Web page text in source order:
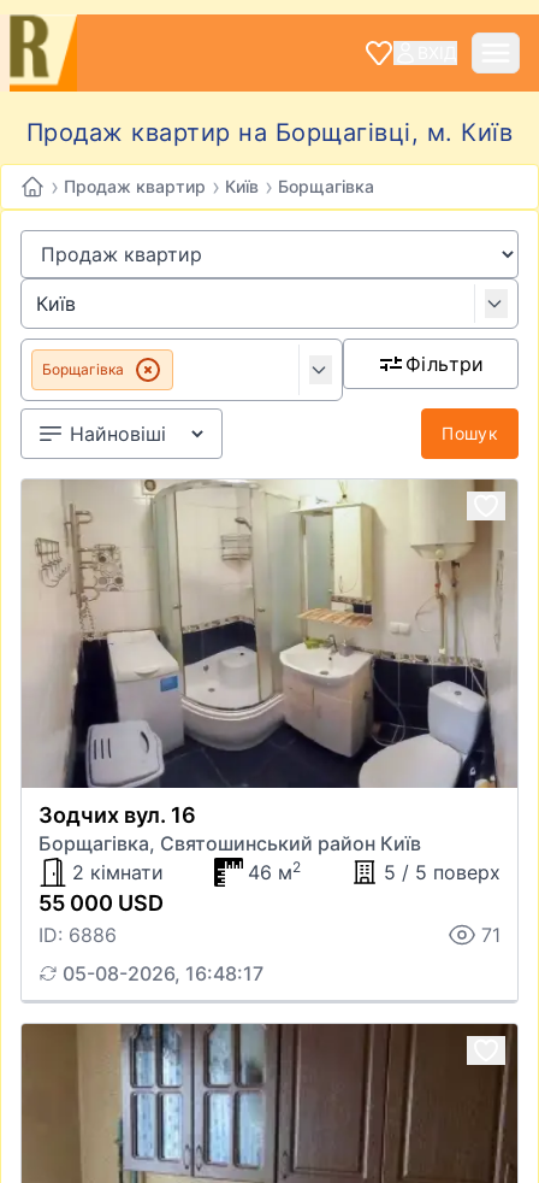
Продаж квартир на Борщагівці, м. Київ
› Продаж квартир › Київ › Борщагівка
Борщагівка Фільтри
Пошук
Зодчих вул. 16
Борщагівка, Святошинський район Київ
2 кімнати
46 м2 5 / 5 поверх
55 000 USD
ID: 6886
71
05-08-2026, 16:48:17